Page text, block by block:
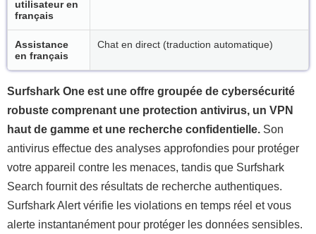
utilisateur en
français
Assistance
en français
Chat en direct (traduction automatique)
Surfshark One est une offre groupée de cybersécurité
robuste comprenant une protection antivirus, un VPN
haut de gamme et une recherche confidentielle. Son
antivirus effectue des analyses approfondies pour protéger
votre appareil contre les menaces, tandis que Surfshark
Search fournit des résultats de recherche authentiques.
Surfshark Alert vérifie les violations en temps réel et vous
alerte instantanément pour protéger les données sensibles.